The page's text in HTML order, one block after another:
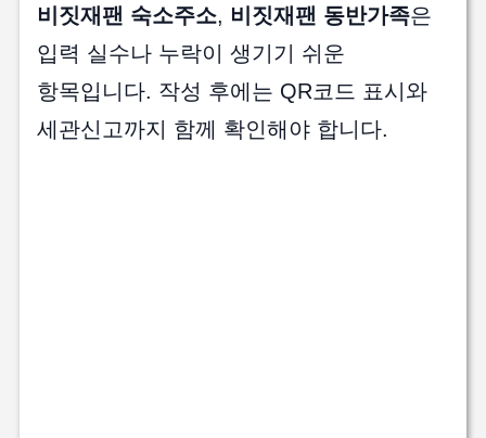
비짓재팬 숙소주소, 비짓재팬 동반가족은
입력 실수나 누락이 생기기 쉬운
항목입니다. 작성 후에는 QR코드 표시와
세관신고까지 함께 확인해야 합니다.